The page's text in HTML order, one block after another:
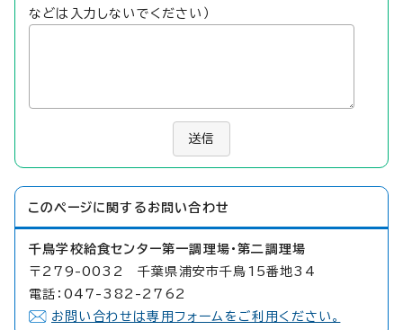
などは入力しないでください）
送信
このページに関する お問い合わせ
千鳥学校給食センター第一調理場・第二調理場
〒279-0032 千葉県浦安市千鳥15番地34
電話：047-382-2762
お問い合わせは専用フォームをご利用ください。